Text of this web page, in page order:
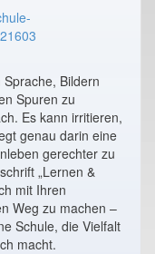
Bildern
Spuren zu
Es kann irritieren,
genau darin eine
gerechter zu
„Lernen &
mit Ihren
Weg zu machen –
Schule, die Vielfalt
macht.